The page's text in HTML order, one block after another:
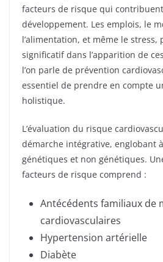
facteurs de risque qui
développement. Les emplois, le
l’alimentation, et même le
significatif dans l’apparition de
l’on parle de prévention
essentiel de prendre en compte
holistique.
L’évaluation du risque
démarche intégrative, englobant
génétiques et non génétiques.
facteurs de risque comprend :
Antécédents familiaux de
cardiovasculaires
Hypertension artérielle
Diabète